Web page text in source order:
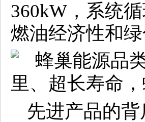
360kW，系统
燃油经济性和
先进产品的